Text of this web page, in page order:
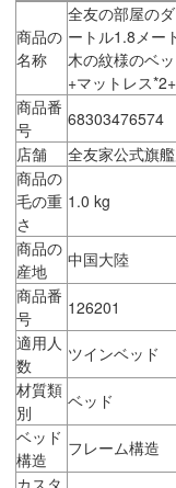
商品の
名称
全友の部屋の
ートル1.8メー
木の紋様のベ
+マットレス
商品番
号
68303476574
店舗
全友家公式旗
商品の
毛の重
さ
1.0 kg
商品の
産地
中国大陸
商品番
号
126201
適用人
数
ツインベッド
材質類
別
ベッド
ベッド
構造
フレーム構造
カスタ